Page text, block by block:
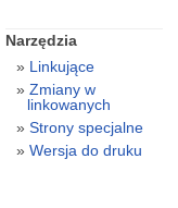
Narzędzia
Linkujące
Zmiany w
linkowanych
Strony specjalne
Wersja do druku